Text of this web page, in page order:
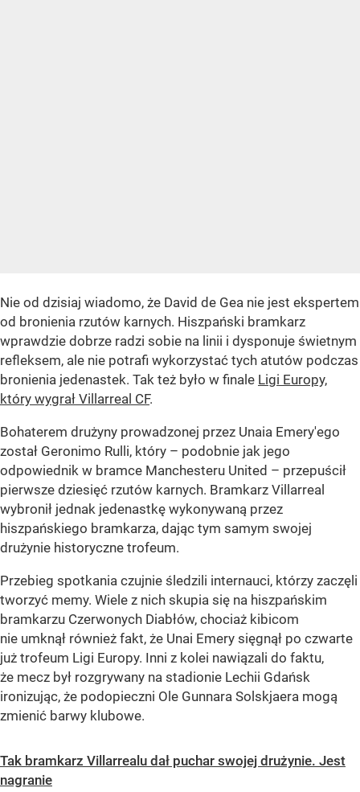
Nie od dzisiaj wiadomo, że David de Gea nie jest ekspertem
od bronienia rzutów karnych. Hiszpański bramkarz
wprawdzie dobrze radzi sobie na linii i dysponuje świetnym
refleksem, ale nie potrafi wykorzystać tych atutów podczas
bronienia jedenastek. Tak też było w finale Ligi Europy,
który wygrał Villarreal CF.
Bohaterem drużyny prowadzonej przez Unaia Emery'ego
został Geronimo Rulli, który – podobnie jak jego
odpowiednik w bramce Manchesteru United – przepuścił
pierwsze dziesięć rzutów karnych. Bramkarz Villarreal
wybronił jednak jedenastkę wykonywaną przez
hiszpańskiego bramkarza, dając tym samym swojej
drużynie historyczne trofeum.
Przebieg spotkania czujnie śledzili internauci, którzy zaczęli
tworzyć memy. Wiele z nich skupia się na hiszpańskim
bramkarzu Czerwonych Diabłów, chociaż kibicom
nie umknął również fakt, że Unai Emery sięgnął po czwarte
już trofeum Ligi Europy. Inni z kolei nawiązali do faktu,
że mecz był rozgrywany na stadionie Lechii Gdańsk
ironizując, że podopieczni Ole Gunnara Solskjaera mogą
zmienić barwy klubowe.
Tak bramkarz Villarrealu dał puchar swojej drużynie. Jest
nagranie